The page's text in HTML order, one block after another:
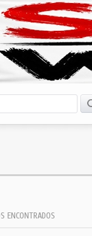
ENCONTRADOS